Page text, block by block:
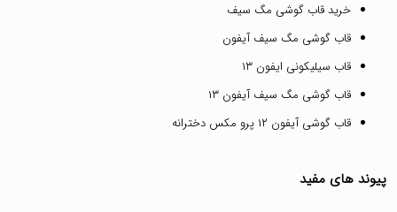
خرید قاب گوشی مگ سیف
قاب گوشی مگ سیف آیفون
قاب سیلیکونی ایفون ۱۳
قاب گوشی مگ سیف آیفون ۱۳
قاب گوشی آیفون ۱۲ پرو مکس دخترانه
پیوند های مفید